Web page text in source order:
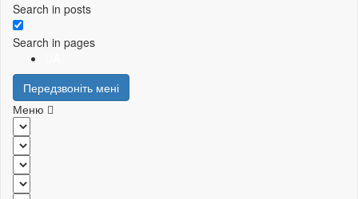
Search in posts
Search in pages
Передзвоніть мені
Меню